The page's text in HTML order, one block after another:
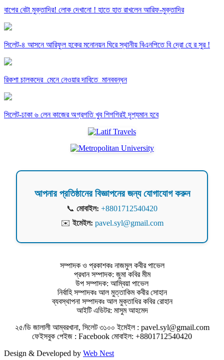
বাপের বেটা মুক্তাদির! লোক দেখানো ! হাতে হাত রাখলেন আরিফ-মুক্তাদির
সিলেট-৪ আসনে আরিফুল হকের মনোনয়ন ঘিরে স্থানীয় বিএনপিতে বি দ্রো হে র সুর !
রিকশা চালকদের মেনে নেওয়ার দাবিতে মানববন্ধন
সিলেট-ঢাকা ৬ লেন কাজের অগ্রগতি খুব শিগগিরই দৃশ্যমান হবে
আপনার প্রতিষ্ঠানের বিজ্ঞাপনের জন্য যোগাযোগ করুন
📞 মোবাইল: +8801712540420
✉️ইমেইল: pavel.syl@gmail.com
সম্পাদক ও প্রকাশকঃ নাজমুল কবীর পাভেল
প্রধান সম্পাদক: জুমা কবির মীম
উপ সম্পাদক: আম্বিয়া পাভেল
নির্বাহি সম্পাদকঃ আল মুত্তাকিম কবীর সোহান
ব্যবস্থাপনা সম্পাদকঃ আল মুক্তাধির কবির রোহান
আইটি এডিটর: মাসুম আহমেদ
২৫/ডি জালালী আম্বরখানা, সিলেট ৩১০০ ইমেইল : pavel.syl@gmail.com
ফেইসবুক পেইজ : Facebook মোবাইল: +8801712540420
Design & Developed by Web Nest